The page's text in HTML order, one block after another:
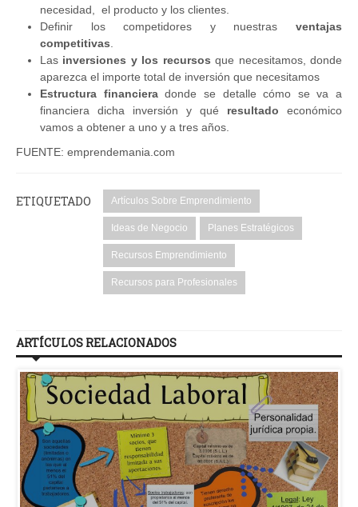
necesidad, el producto y los clientes.
Definir los competidores y nuestras ventajas
competitivas
Las inversiones y los recursos que necesitamos, donde
aparezca el importe total de inversión que necesitamos
Estructura financieradonde se detalle cómo se va a
financiera dicha inversión y qué resultado económico
vamos a obtener a uno y a tres años.
FUENTE: emprendemania.com
ETIQUETADO Artículos Sobre Emprendimiento
Ideas de Negocio Planes Estratégicos
Recursos Emprendimiento
Recursos para Profesionales
ARTÍCULOS RELACIONADOS